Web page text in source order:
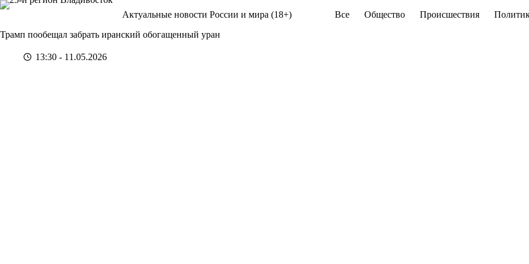
Перейти
Актуальные новости России и мира (18+) Все Общество Происшествия
Трамп пообещал забрать иранский обогащенный уран
13:30 - 11.05.2026